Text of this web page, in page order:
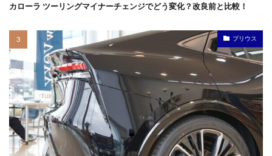
カローラ ツーリングマイナーチェンジでどう変化？改良前と比較！
プリウス